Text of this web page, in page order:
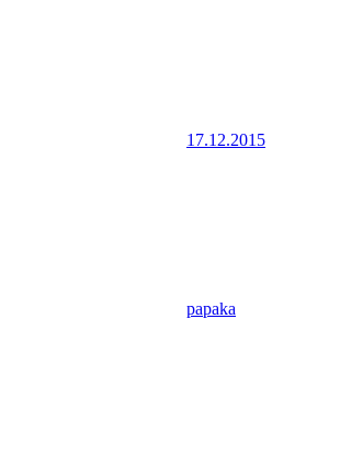
17.12.2015
papaka